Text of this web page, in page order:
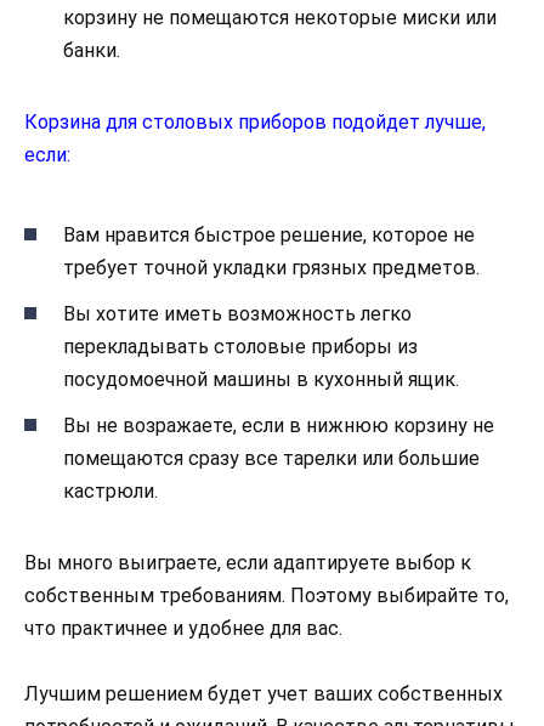
корзину не помещаются некоторые миски или
банки.
Корзина для столовых приборов подойдет лучше,
если:
Вам нравится быстрое решение, которое не
требует точной укладки грязных предметов.
Вы хотите иметь возможность легко
перекладывать столовые приборы из
посудомоечной машины в кухонный ящик.
Вы не возражаете, если в нижнюю корзину не
помещаются сразу все тарелки или большие
кастрюли.
Вы много выиграете, если адаптируете выбор к
собственным требованиям. Поэтому выбирайте то,
что практичнее и удобнее для вас.
Лучшим решением будет учет ваших собственных